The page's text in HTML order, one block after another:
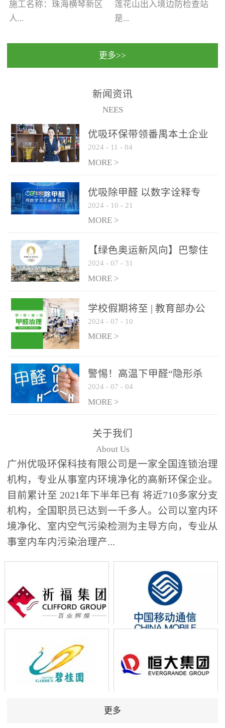
优吸环保截止2020年拥有
全国600家网点分支机构。
施工名称：珠海横琴新区
人...
民法院室内除甲醛空气治
保施工日期：2020年1月珠
莲花山出入境边防检查站
是...
国家通过设在对外开放口
（及各出入境边防检查
更多>>
新闻资讯
NEES
优吸环保带领番禺本​土企业
勇敢破局向“新”
2024 - 11 - 04
MORE >
优吸除甲醛 以数字诠释专
业，尽显除醛品牌实力！
2024 - 10 - 21
MORE >
【绿色奥运新风向】巴黎住
宿风波：优吸环保共建健康
绿色家居
2024 - 07 - 31
MORE >
学校假期将至 | 教育部办公
厅关于加强学校新建校舍室
内空气质量管理通知
2024 - 07 - 10
MORE >
警惕！高温下甲醛“隐形杀
手”来袭，你的家安全吗？
2024 - 07 - 04
MORE >
关于我们
About Us
广州优吸环保科技有限公司是一家全国连锁治理
机构，专业从事室内环境净化的高新环保企业。
目前累计至 2021年下半年已有 将近710多家分支
机构，全国职员已达到一千多人。公司以室内环
境净化、室内空气污染检测为主导方向，专业从
事室内车内污染治理产...
更多